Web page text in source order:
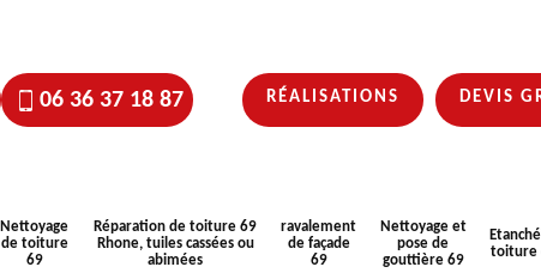
06 36 37 18 87 RÉALISATIONS DEVIS
Nettoyage
de toiture
69
Réparation de toiture 69
Rhone, tuiles cassées ou
abimées
ravalement
de façade
69
Nettoyage et
pose de
gouttière 69
toiture